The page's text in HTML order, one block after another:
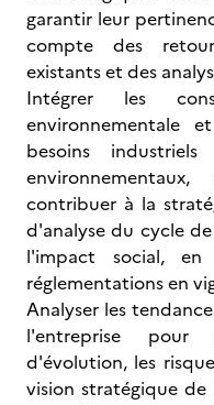
garantir leur
compte des
existants et des
Intégrer les
environnementale
besoins
contribuer à la
d'analyse du cycle
l'impact social,
réglementations en
Analyser les
l'entreprise pour
d'évolution, les
vision stratégique